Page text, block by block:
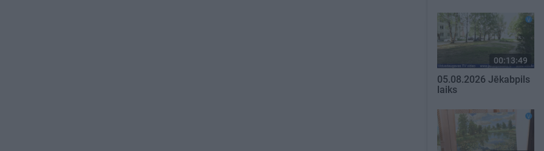
00:13:49
05.08.2026 Jēkabpils
laiks